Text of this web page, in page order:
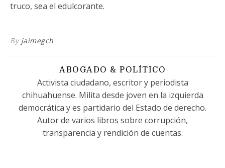
truco, sea el edulcorante.
By jaimegch
ABOGADO & POLÍTICO
Activista ciudadano, escritor y periodista
chihuahuense. Milita desde joven en la izquierda
democrática y es partidario del Estado de derecho.
Autor de varios libros sobre corrupción,
transparencia y rendición de cuentas.